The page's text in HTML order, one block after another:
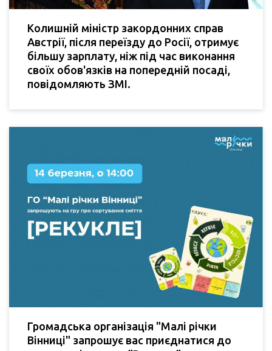
Колишній міністр закордонних справ
Австрії, після переїзду до Росії, отримує
більшу зарплату, ніж під час виконання
своїх обов'язків на попередній посаді,
повідомляють ЗМІ.
Громадська організація "Малі річки
Вінниці" запрошує вас приєднатися до